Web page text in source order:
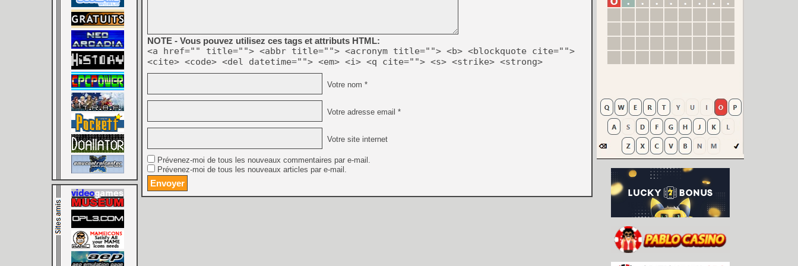
NOTE - Vous pouvez utilisez ces tags et attributs HTML:
<a href="" title=""> <abbr title=""> <acronym title=""> <b> <blockquote cite="">
<cite> <code> <del datetime=""> <em> <i> <q cite=""> <s> <strike> <strong>
Votre nom *
Votre adresse email *
Votre site internet
Prévenez-moi de tous les nouveaux commentaires par e-mail.
Prévenez-moi de tous les nouveaux articles par e-mail.